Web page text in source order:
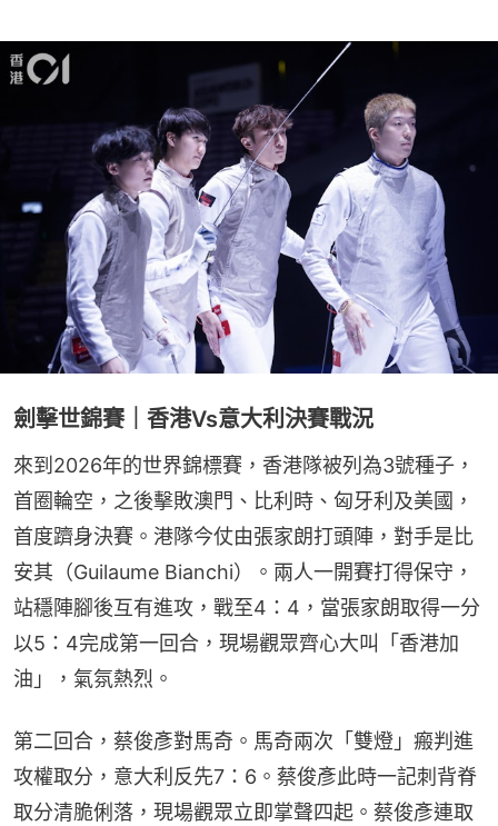
劍擊世錦賽｜香港Vs意大利決賽戰況
來到2026年的世界錦標賽，香港隊被列為3號種子，
首圈輪空，之後擊敗澳門、比利時、匈牙利及美國，
首度躋身決賽。港隊今仗由張家朗打頭陣，對手是比
安其（Guilaume Bianchi）。兩人一開賽打得保守，
站穩陣腳後互有進攻，戰至4：4，當張家朗取得一分
以5：4完成第一回合，現場觀眾齊心大叫「香港加
油」，氣氛熱烈。
第二回合，蔡俊彥對馬奇。馬奇兩次「雙燈」瘢判進
攻權取分，意大利反先7：6。蔡俊彥此時一記刺背脊
取分清脆俐落，現場觀眾立即掌聲四起。蔡俊彥連取